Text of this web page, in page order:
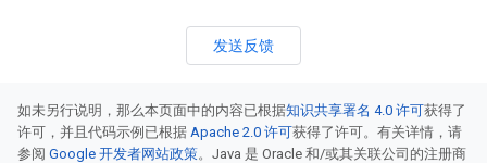
发送反馈
如未另行说明，那么本页面中的内容已根据知识共享署名 4.0 许可获得了
许可，并且代码示例已根据 Apache 2.0 许可获得了许可。有关详情，请
参阅 Google 开发者网站政策。Java 是 Oracle 和/或其关联公司的注册商